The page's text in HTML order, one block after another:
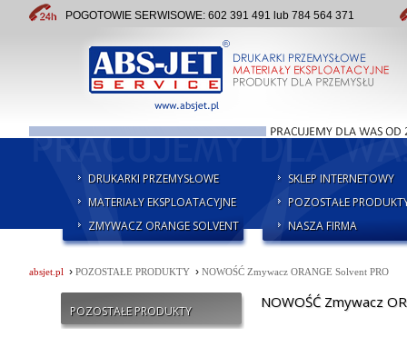
POGOTOWIE SERWISOWE: 602 391 491 lub 784 564 371
DRUKARKI PRZEMYSŁOWE
MATERIAŁY EKSPLOATACYJNE
ZMYWACZ ORANGE SOLVENT
SKLEP INTERNETOWY
POZOSTAŁE
NASZA FIRMA
absjet.pl› POZOSTAŁE PRODUKTY› NOWOŚĆ Zmywacz ORANGE Solvent PRO
POZOSTAŁE PRODUKTY
NOWOŚĆ Zmywacz